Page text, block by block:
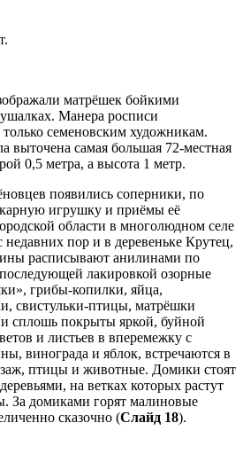
матрёшек бойкими
Манера росписи
семеновским художникам.
выточена самая большая 72-местная
0,5 метра, а высота 1 метр.
появились соперники, по
игрушку и приёмы её
области в многолюдном селе
пор и в деревеньке Крутец,
расписывают анилинами по
лакировкой озорные
грибы-копилки, яйца,
свистульки-птицы, матрёшки
сплошь покрыты яркой, буйной
и листьев в вперемежку с
винограда и яблок, встречаются в
птицы и животные. Домики стоят
на ветках которых растут
За домиками горят малиновые
сказочно (Слайд 18).